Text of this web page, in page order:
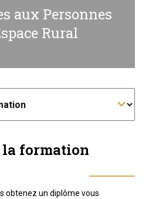
aux Personnes
Rural
la formation
obtenez un diplôme vous